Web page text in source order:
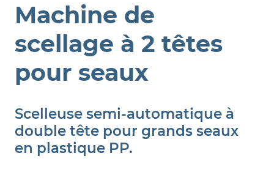
Machine de
scellage à 2 têtes
pour seaux
Scelleuse semi-automatique à
double tête pour grands seaux
en plastique PP.